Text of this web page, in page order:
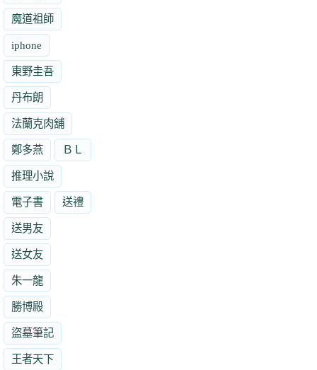
魔道祖師
iphone
東野圭吾
丹布朗
法蘭克肉舖
鄭多燕 ＢＬ
推理小說
電子書 送禮
送男友
送女友
朱一龍
勝博殿
盜墓筆記
王者天下